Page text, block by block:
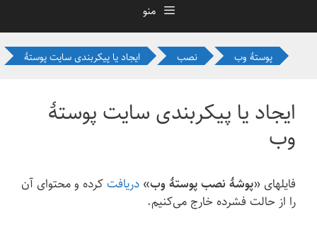
منو
پوستهٔ وب نصب ایجاد یا پیکربندی سایت پوستهٔ
ایجاد یا پیکربندی سایت پوستهٔ
وب
فایلهای «پوشهٔ نصب پوستهٔ وب» دریافتکرده و محتوای آن
را از حالت فشرده خارج می‌کنیم.